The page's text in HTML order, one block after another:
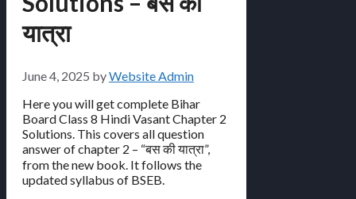
यात्रा
June 4, 2025 byWebsite Admin
Here you will get complete Bihar
Board Class 8 Hindi Vasant Chapter 2
Solutions. This covers all question
answer of chapter 2 – “बस की यात्रा”,
from the new book. It follows the
updated syllabus of BSEB.